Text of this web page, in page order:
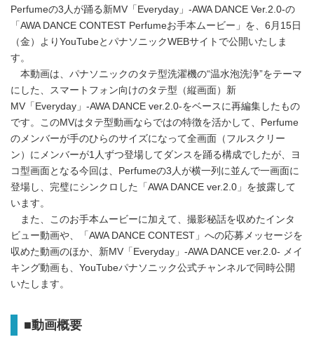
Perfumeの3人が踊る新MV「Everyday」-AWA DANCE Ver.2.0-の
「AWA DANCE CONTEST Perfumeお手本ムービー」を、6月15日
（金）よりYouTubeとパナソニックWEBサイトで公開いたしま
す。
本動画は、パナソニックのタテ型洗濯機の“温水泡洗浄”をテーマ
にした、スマートフォン向けのタテ型（縦画面）新
MV「Everyday」-AWA DANCE ver.2.0-をベースに再編集したもの
です。このMVはタテ型動画ならではの特徴を活かして、Perfume
のメンバーが手のひらのサイズになって全画面（フルスクリー
ン）にメンバーが1人ずつ登場してダンスを踊る構成でしたが、ヨ
コ型画面となる今回は、Perfumeの3人が横一列に並んで一画面に
登場し、完璧にシンクロした「AWA DANCE ver.2.0」を披露して
います。
また、このお手本ムービーに加えて、撮影秘話を収めたインタ
ビュー動画や、「AWA DANCE CONTEST」への応募メッセージを
収めた動画のほか、新MV「Everyday」-AWA DANCE ver.2.0- メイ
キング動画も、YouTubeパナソニック公式チャンネルで同時公開
いたします。
■動画概要